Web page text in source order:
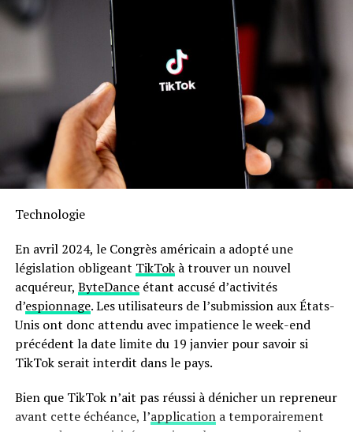
avec ses dix programmes prédéfinis adaptés à divers
ingrédients tels que poulet,steak,poisson ou légumes
ainsi que des options pour bacon et desserts comme les
pizzas ,cet appareil répond aux besoins variés des
familles modernes. De plus, Moulinex met à disposition
un livre numérique rempli de recettes accessible via QR
Code afin que vous puissiez facilement trouver
l’inspiration culinaire lorsque nécessaire.
Sa capacité généreuse permet non seulement la
moins énergivore et presque deux fois plus rapide qu’un
tactile facilite son utilisation quotidienne.
en outre, le panier antiadhésif compatible lave-vaisselle
simplifie grandement l’entretien après chaque
utilisation. N’oubliez pas qu’il s’agit là encore d’une
offre temporaire ; ne tardez donc pas si vous souhaitez
profiter du meilleur prix possible sur cette friteuse
Pour accéder à cette remise exceptionnelle :
Technologie
En avril 2024, le Congrès américain a adopté une
législation obligeant TikTokà trouver un nouvel
acquéreur, ByteDanceétant accusé d’activités
d’espionnage. Les utilisateurs de l’submission aux États-
Unis ont donc attendu avec impatience le week-end
précédent la date limite du 19 janvier pour savoir si
TikTok serait interdit dans le pays.
Bien que TikTok n’ait pas réussi à dénicher un repreneur
avant cette échéance, l’applicationa temporairement